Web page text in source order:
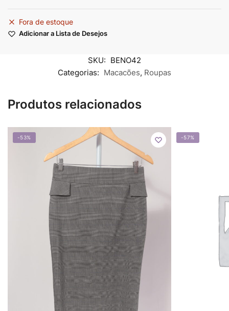
Fora de estoque
Adicionar a Lista de Desejos
SKU: BENO42
Categorias: Macacões, Roupas
Produtos relacionados
-53% -57%